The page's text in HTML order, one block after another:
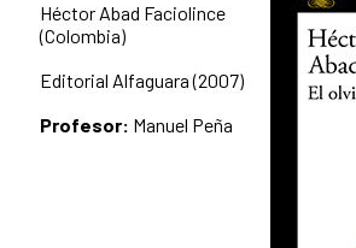
Héctor Abad Faciolince
(Colombia)
Editorial Alfaguara (2007)
Profesor: Manuel Peña